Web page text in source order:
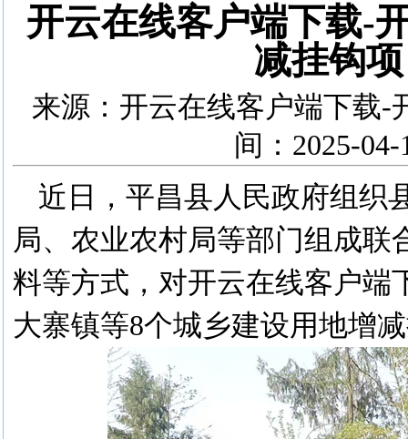
开云在线客户端下载-
减挂钩
来源：开云在线客户端下
间：2025-
近日，平昌县人民政府组织
局、农业农村局等部门组成
料等方式，对开云在线客户端
大寨镇等8个城乡建设用地增